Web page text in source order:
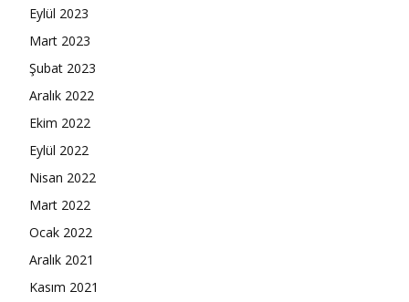
Eylül 2023
Mart 2023
Şubat 2023
Aralık 2022
Ekim 2022
Eylül 2022
Nisan 2022
Mart 2022
Ocak 2022
Aralık 2021
Kasım 2021